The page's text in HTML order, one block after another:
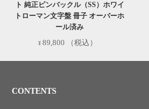
ト 純正ピンバックル（SS）ホワイ
トローマン文字盤 冊子 オーバーホ
ール済み
89,800 （税込）
CONTENTS